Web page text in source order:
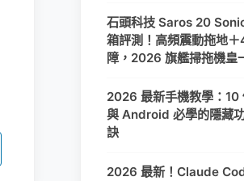
石頭科技 Saros 20
箱評測！高頻震動拖地
障，2026 旗艦掃拖機皇
2026 最新手機教學：10
與 Android 必學的隱藏
訣
2026 最新！Claude